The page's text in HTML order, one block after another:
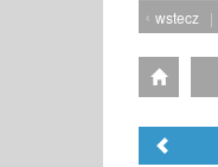
‹ wstecz |